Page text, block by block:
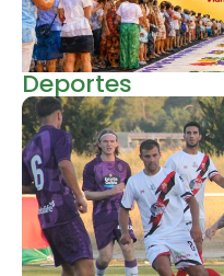
Deportes